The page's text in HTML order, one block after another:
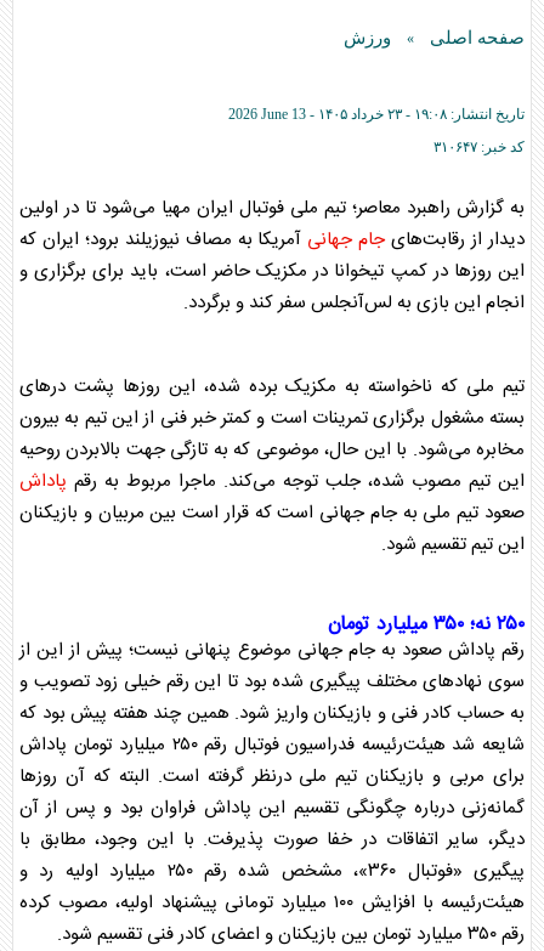
صفحه اصلی » ورزش
تاریخ انتشار: ۱۹:۰۸ - ۲۳ خرداد ۱۴۰۵ -
2026 June 13
کد خبر: ۳۱۰۶۴۷
به گزارش راهبرد معاصر؛ تیم ملی فوتبال ایران مهیا می‌شود تا در اولین
دیدار از رقابت‌هایجام جهانی آمریکا به مصاف نیوزیلند برود؛ ایران که
این روز‌ها در کمپ تیخوانا در مکزیک حاضر است، باید برای برگزاری و
انجام این بازی به لس‌آنجلس سفر کند و برگردد.
تیم ملی که ناخواسته به مکزیک برده شده، این روز‌ها پشت در‌های
بسته مشغول برگزاری تمرینات است و کمتر خبر فنی از این تیم به بیرون
مخابره می‌شود. با این حال، موضوعی که به تازگی جهت بالابردن روحیه
این تیم مصوب شده، جلب توجه می‌کند. ماجرا مربوط به رقم پاداش
صعود تیم ملی بهجام جهانی است که قرار است بین مربیان و بازیکنان
این تیم تقسیم شود.
۲۵۰ نه؛ ۳۵۰ میلیارد تومان
رقم پاداش صعود بهجام جهانی موضوع پنهانی نیست؛ پیش از این از
سوی نهاد‌های مختلف پیگیری شده بود تا این رقم خیلی زود تصویب و
به حساب کادر فنی و بازیکنان واریز شود. همین چند هفته پیش بود که
شایعه شد هیئت‌رئیسه فدراسیون فوتبال رقم ۲۵۰ میلیارد تومان
پاداش
برای مربی و بازیکنان تیم ملی درنظر گرفته است. البته که آن روز‌ها
گمانه‌زنی درباره چگونگی تقسیم این پاداش فراوان بود و پس از آن
دیگر، سایر اتفاقات در خفا صورت پذیرفت. با این وجود، مطابق با
پیگیری «فوتبال ۳۶۰»، مشخص شده رقم ۲۵۰ میلیارد اولیه رد و
هیئت‌رئیسه با افزایش ۱۰۰ میلیارد تومانی پیشنهاد اولیه، مصوب کرده
رقم ۳۵۰ میلیارد تومان بین بازیکنان و اعضای کادر فنی تقسیم شود.